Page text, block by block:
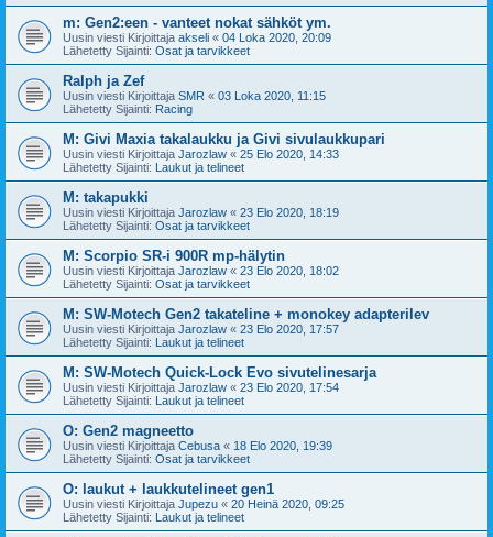
m: Gen2:een - vanteet nokat sähköt ym.
Uusin viesti Kirjoittaja akseli « 04 Loka 2020, 20:09
Lähetetty Sijainti: Osat ja tarvikkeet
Ralph ja Zef
Uusin viesti Kirjoittaja SMR « 03 Loka 2020, 11:15
Lähetetty Sijainti: Racing
M: Givi Maxia takalaukku ja Givi sivulaukkupari
Uusin viesti Kirjoittaja Jarozlaw « 25 Elo 2020, 14:33
Lähetetty Sijainti: Laukut ja telineet
M: takapukki
Uusin viesti Kirjoittaja Jarozlaw « 23 Elo 2020, 18:19
Lähetetty Sijainti: Osat ja tarvikkeet
M: Scorpio SR-i 900R mp-hälytin
Uusin viesti Kirjoittaja Jarozlaw « 23 Elo 2020, 18:02
Lähetetty Sijainti: Osat ja tarvikkeet
M: SW-Motech Gen2 takateline + monokey adapterilev
Uusin viesti Kirjoittaja Jarozlaw « 23 Elo 2020, 17:57
Lähetetty Sijainti: Laukut ja telineet
M: SW-Motech Quick-Lock Evo sivutelinesarja
Uusin viesti Kirjoittaja Jarozlaw « 23 Elo 2020, 17:54
Lähetetty Sijainti: Laukut ja telineet
O: Gen2 magneetto
Uusin viesti Kirjoittaja Cebusa « 18 Elo 2020, 19:39
Lähetetty Sijainti: Osat ja tarvikkeet
O: laukut + laukkutelineet gen1
Uusin viesti Kirjoittaja Jupezu « 20 Heinä 2020, 09:25
Lähetetty Sijainti: Laukut ja telineet